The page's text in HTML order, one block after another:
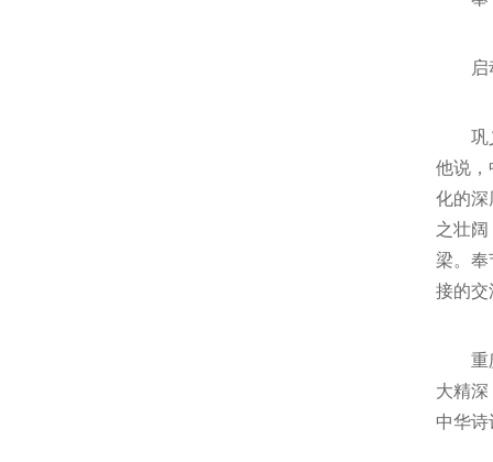
巩
他说，
化的深
之壮
梁。奉
接的交
重
大精
中华